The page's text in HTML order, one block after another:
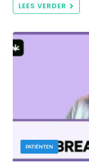
LEES VERDER
PATIËNTEN